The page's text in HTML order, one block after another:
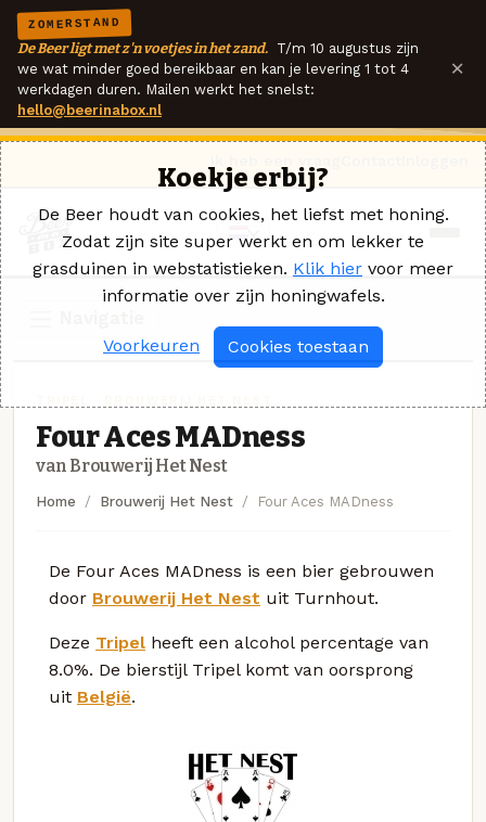
ZOMERSTAND
De Beer ligt met z'n voetjes in het zand. T/m 10 augustus zijn
we wat minder goed bereikbaar en kan je levering 1 tot 4
werkdagen duren. Mailen werkt het snelst:
hello@beerinabox.nl
×
Four Aces MADness
van Brouwerij Het Nest
Home Brouwerij Het Nest Four Aces MADness
De Four Aces MADness is een bier gebrouwen
door Brouwerij Het Nest uit Turnhout.
Deze Tripel heeft een alcohol percentage van
8.0%. De bierstijl Tripel komt van oorsprong
uit België.
Koekje erbij?
De Beer houdt van cookies, het liefst met honing.
Zodat zijn site super werkt en om lekker te
grasduinen in webstatistieken. Klik hier voor meer
informatie over zijn honingwafels.
Voorkeuren Cookies toestaan